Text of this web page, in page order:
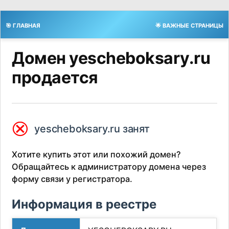
🎯 ГЛАВНАЯ 🌟 ВАЖНЫЕ СТРАНИЦЫ
Домен yescheboksary.ru
продается
⮿ yescheboksary.ru занят
Хотите купить этот или похожий домен?
Обращайтесь к администратору домена через
форму связи у регистратора.
Информация в реестре